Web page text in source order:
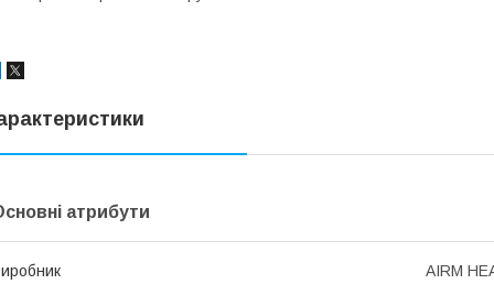
атрибути
AIRM